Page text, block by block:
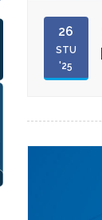
26
STU
'25